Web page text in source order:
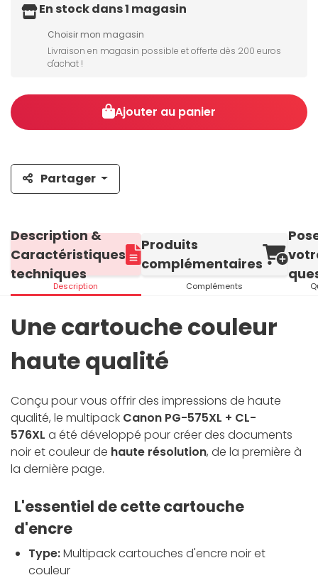
En stock dans 1 magasin
Choisir mon magasin
Livraison en magasin possible et offerte dès 200 euros
d'achat !
Ajouter au panier
Partager
Description &
Caractéristiques
techniques
Description
Produits
complémentaires
Compléments
Une cartouche couleur
haute qualité
Conçu pour vous offrir des impressions de haute
qualité, le multipack Canon PG-575XL + CL-
576XL a été développé pour créer des documents
noir et couleur de haute résolution, de la première à
la dernière page.
L'essentiel de cette cartouche
d'encre
Type:Multipack cartouches d'encre noir et
couleur